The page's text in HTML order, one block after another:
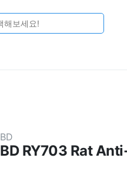
BD
BD RY703 Rat